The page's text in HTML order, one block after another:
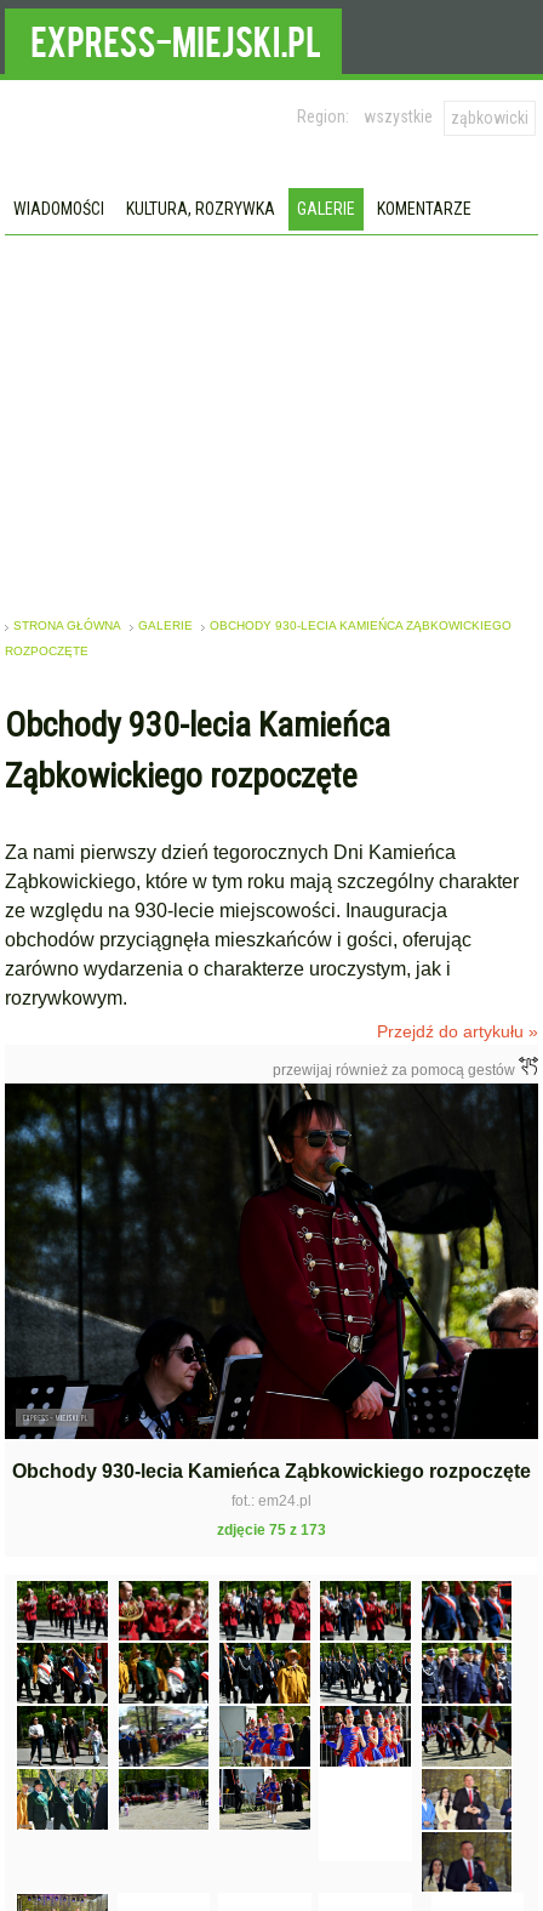
Region: wszystkie ząbkowicki
WIADOMOŚCI KULTURA, ROZRYWKA GALERIE KOMENTARZE
STRONA GŁÓWNA GALERIE
OBCHODY 930-LECIA KAMIEŃCA ZĄBKOWICKIEGO
ROZPOCZĘTE
Obchody 930-lecia Kamieńca
Ząbkowickiego rozpoczęte
Za nami pierwszy dzień tegorocznych Dni Kamieńca
Ząbkowickiego, które w tym roku mają szczególny charakter
ze względu na 930-lecie miejscowości. Inauguracja
obchodów przyciągnęła mieszkańców i gości, oferując
zarówno wydarzenia o charakterze uroczystym, jak i
rozrywkowym.
Przejdź do artykułu »
przewijaj również za pomocą gestów
Obchody 930-lecia Kamieńca Ząbkowickiego rozpoczęte
fot.: em24.pl
zdjęcie 75 z 173